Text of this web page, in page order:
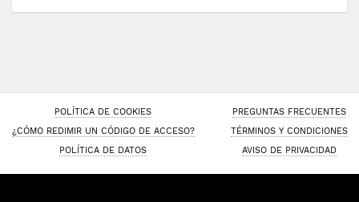
POLÍTICA DE COOKIES
PREGUNTAS FRECUENTES
¿CÓMO REDIMIR UN CÓDIGO DE ACCESO?
TÉRMINOS Y CONDICIONES
POLÍTICA DE DATOS
AVISO DE PRIVACIDAD